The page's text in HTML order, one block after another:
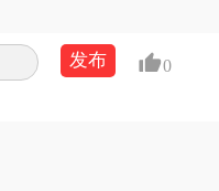
搜索发布 0